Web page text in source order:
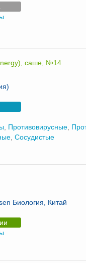
саше, №14
Противовирусные
Сосудистые
Биология, Китай